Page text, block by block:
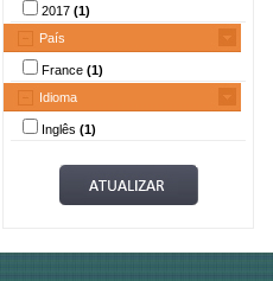
2017 (1)
País
France (1)
Idioma
Inglês (1)